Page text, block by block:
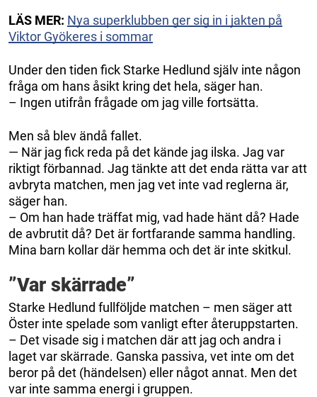
LÄS MER: Nya superklubben ger sig in i jakten på
Viktor Gyökeres i sommar
Under den tiden fick Starke Hedlund själv inte någon
fråga om hans åsikt kring det hela, säger han.
– Ingen utifrån frågade om jag ville fortsätta.
Men så blev ändå fallet.
— När jag fick reda på det kände jag ilska. Jag var
riktigt förbannad. Jag tänkte att det enda rätta var att
avbryta matchen, men jag vet inte vad reglerna är,
säger han.
– Om han hade träffat mig, vad hade hänt då? Hade
de avbrutit då? Det är fortfarande samma handling.
Mina barn kollar där hemma och det är inte skitkul.
”Var skärrade”
Starke Hedlund fullföljde matchen – men säger att
Öster inte spelade som vanligt efter återuppstarten.
– Det visade sig i matchen där att jag och andra i
laget var skärrade. Ganska passiva, vet inte om det
beror på det (händelsen) eller något annat. Men det
var inte samma energi i gruppen.